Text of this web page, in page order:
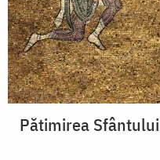
Pătimirea